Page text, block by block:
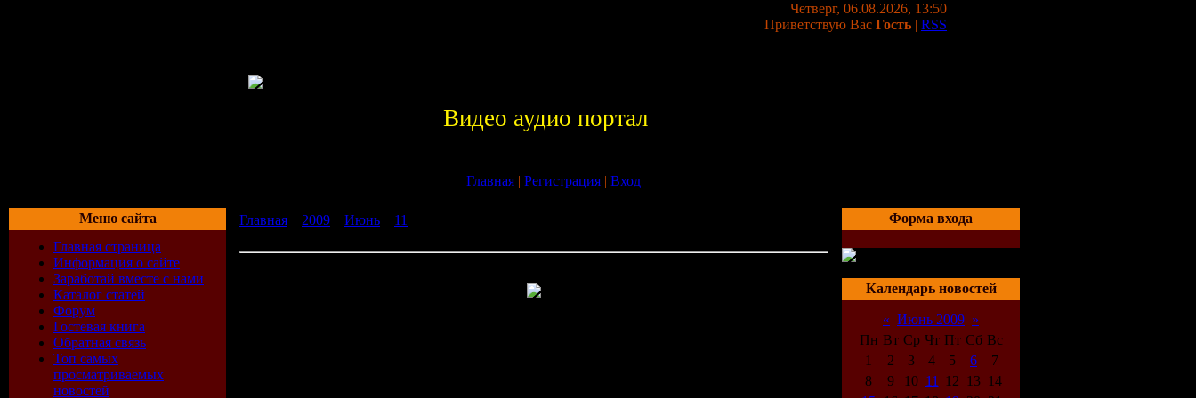
Четверг, 06.08.2026, 13:50
Приветствую Вас Гость | RSS
Видео аудио портал
Главная| Регистрация| Вход
Меню сайта
Главная страница
Информация о сайте
Заработай вместе с нами
Каталог статей
Форум
Гостевая книга
Обратная связь
Топ самых
просматриваемых
новостей
Главная 2009 Июнь 11 Форма входа
Календарь новостей
« Июнь 2009 »
Пн Вт Ср Чт Пт Сб Вс
1
2 3 4 5 6
7
8
9 10 11 12 13 14